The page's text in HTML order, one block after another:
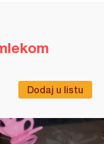
Dodaj u listu